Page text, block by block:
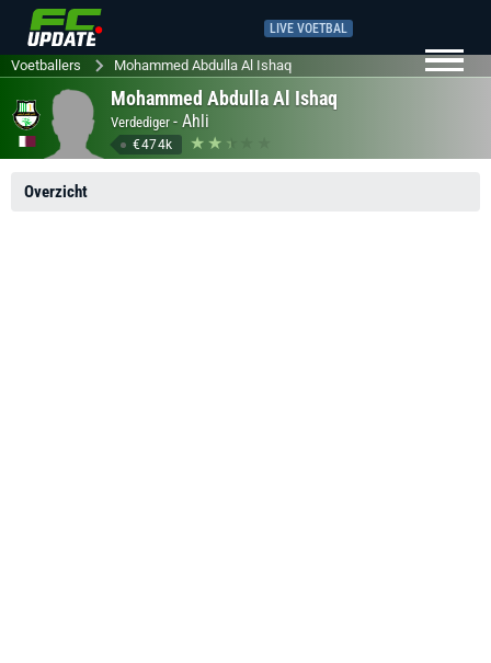
LIVE VOETBAL
Voetballers Mohammed Abdulla Al Ishaq
Mohammed Abdulla Al Ishaq
Verdediger - Ahli
€474k
Overzicht